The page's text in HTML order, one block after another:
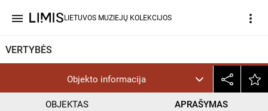
menu LIETUVOS MUZIEJŲ KOLEKCIJOS more_vert
VERTYBĖS
Objekto informacija
OBJEKTAS APRAŠYMAS